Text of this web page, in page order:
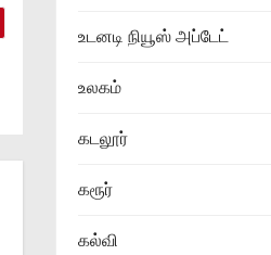
உடனடி நியூஸ் அப்டேட்
உலகம்
கடலூர்
கரூர்
கல்வி